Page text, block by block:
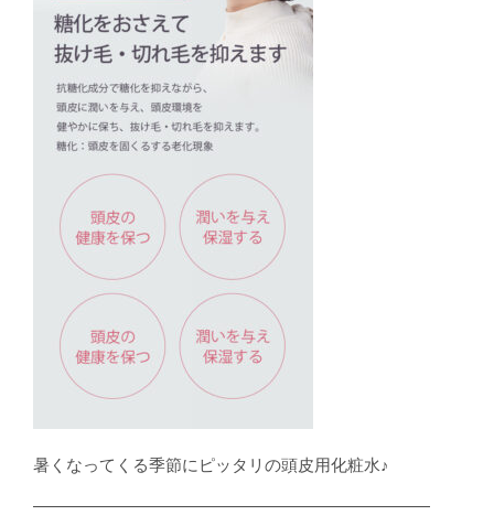
暑くなってくる季節にピッタリの頭皮用化粧水︎♪
————————————————————————